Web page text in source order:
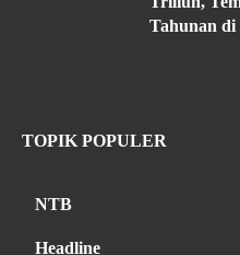
Tahunan di
TOPIK POPULER
NTB
Headline